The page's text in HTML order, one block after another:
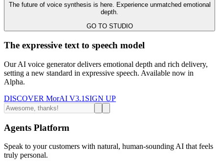
The future of voice synthesis is here. Experience unmatched emotional
depth.
GO TO STUDIO
The expressive text to speech model
Our AI voice generator delivers emotional depth and rich delivery,
setting a new standard in expressive speech. Available now in
Alpha.
DISCOVER MorAI V3.1 SIGN UP
Agents Platform
Speak to your customers with natural, human-sounding AI that feels
truly personal.